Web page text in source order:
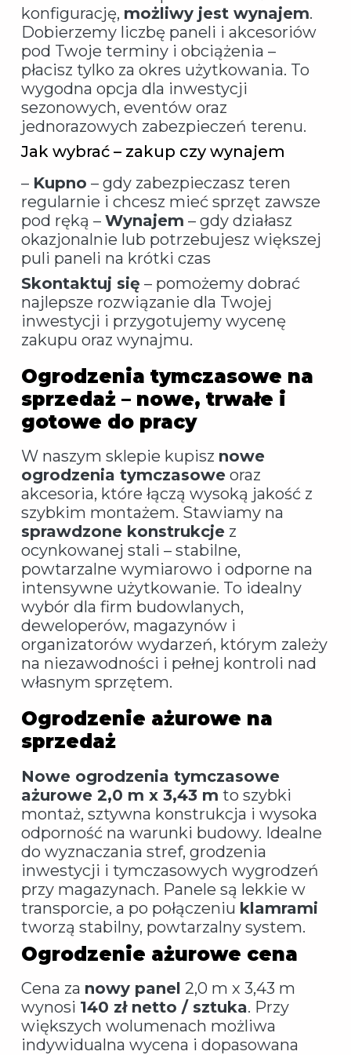
konfigurację, możliwy jest wynajem.
Dobierzemy liczbę paneli i akcesoriów
pod Twoje terminy i obciążenia –
płacisz tylko za okres użytkowania. To
wygodna opcja dla inwestycji
sezonowych, eventów oraz
jednorazowych zabezpieczeń terenu.
Jak wybrać – zakup czy wynajem
– Kupno – gdy zabezpieczasz teren
regularnie i chcesz mieć sprzęt zawsze
pod ręką – Wynajem – gdy działasz
okazjonalnie lub potrzebujesz większej
puli paneli na krótki czas
Skontaktuj się – pomożemy dobrać
najlepsze rozwiązanie dla Twojej
inwestycji i przygotujemy wycenę
zakupu oraz wynajmu.
Ogrodzenia tymczasowe na
sprzedaż – nowe, trwałe i
gotowe do pracy
W naszym sklepie kupisz nowe
ogrodzenia tymczasoweoraz
akcesoria, które łączą wysoką jakość z
szybkim montażem. Stawiamy na
sprawdzone konstrukcjez
ocynkowanej stali – stabilne,
powtarzalne wymiarowo i odporne na
intensywne użytkowanie. To idealny
wybór dla firm budowlanych,
deweloperów, magazynów i
organizatorów wydarzeń, którym zależy
na niezawodności i pełnej kontroli nad
własnym sprzętem.
Ogrodzenie ażurowe na
sprzedaż
Nowe ogrodzenia tymczasowe
ażurowe 2,0 m x 3,43 m to szybki
montaż, sztywna konstrukcja i wysoka
odporność na warunki budowy. Idealne
do wyznaczania stref, grodzenia
inwestycji i tymczasowych wygrodzeń
przy magazynach. Panele są lekkie w
transporcie, a po połączeniu klamrami
tworzą stabilny, powtarzalny system.
Ogrodzenie ażurowe cena
Cena za nowy panel 2,0 m x 3,43 m
wynosi 140 zł netto / sztuka. Przy
większych wolumenach możliwa
indywidualna wycena i dopasowana